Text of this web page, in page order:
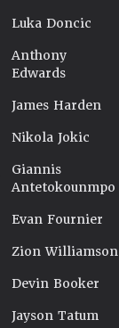
Luka Doncic
Anthony
Edwards
James Harden
Nikola Jokic
Giannis
Antetokounmpo
Evan Fournier
Zion Williamson
Devin Booker
Jayson Tatum